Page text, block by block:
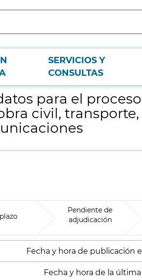
SERVICIOS Y
CONSULTAS
en las especialidades de edificación y obra
para el
civil,
Pendiente de
adjudicación
Fecha y hora de publicación
Fecha y hora de la última